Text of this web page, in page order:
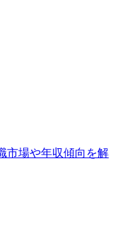
市場や年収傾向を解